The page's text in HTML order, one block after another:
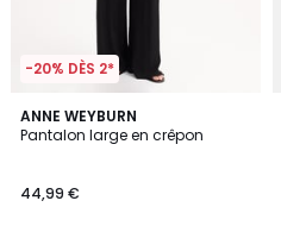
-20% DÈS 2*
ANNE WEYBURN
Pantalon large en crêpon
44,99 €
4,6
/ 5
2
Couleurs